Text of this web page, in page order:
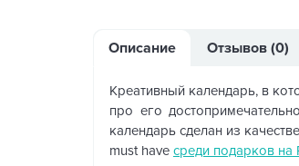
Описание Отзывов (0)
Креативный календарь, в
про его
календарь сделан из
must have среди подарков на